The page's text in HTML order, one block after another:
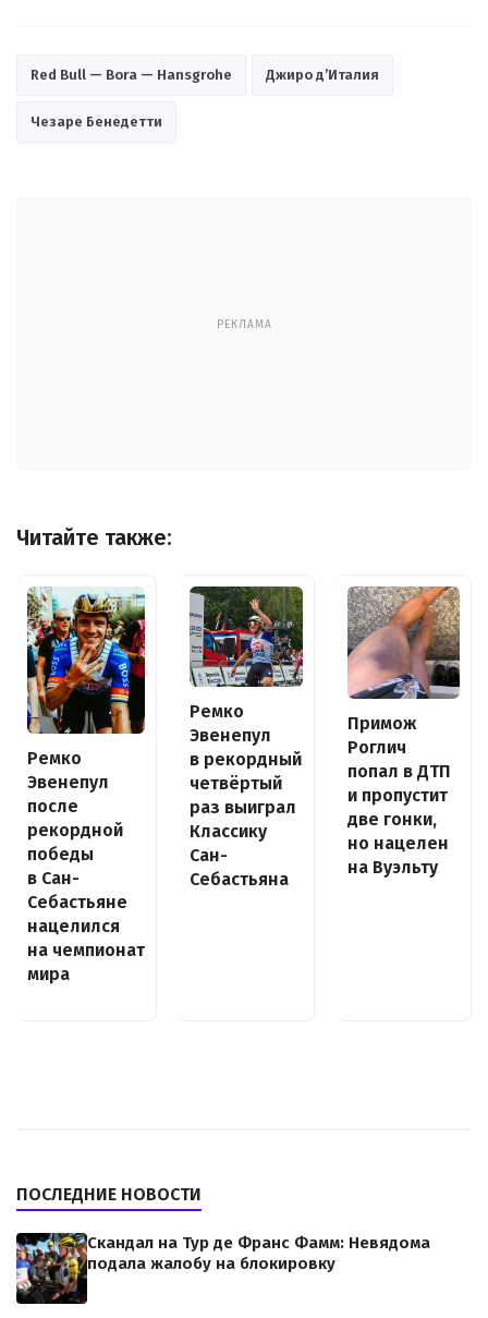
Red Bull — Bora — Hansgrohe Джиро д’Италия
Чезаре Бенедетти
РЕКЛАМА
Читайте также:
Ремко
Эвенепул
после
рекордной
победы
в Сан-
Себастьяне
нацелился
на чемпионат
мира
Ремко
Эвенепул
в рекордный
четвёртый
раз выиграл
Классику
Сан-
Себастьяна
Примож
Роглич
попал в ДТП
и пропустит
две гонки,
но нацелен
на Вуэльту
ПОСЛЕДНИЕ НОВОСТИ
Скандал на Тур де Франс Фамм: Невядома
подала жалобу на блокировку